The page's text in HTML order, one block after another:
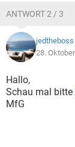
ANTWORT 2 / 3
jedtheboss
28.
Hallo,
Schau mal bitte
MfG